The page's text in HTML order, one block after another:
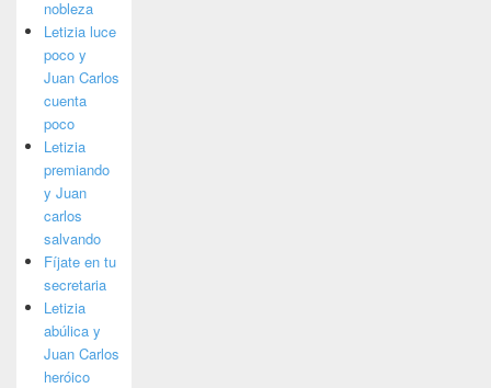
nobleza
Letizia luce
poco y
Juan Carlos
cuenta
poco
Letizia
premiando
y Juan
carlos
salvando
Fíjate en tu
secretaria
Letizia
abúlica y
Juan Carlos
heróico